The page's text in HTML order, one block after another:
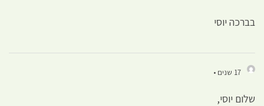
בברכה יוסי
17 שנים •
שלום יוסי,